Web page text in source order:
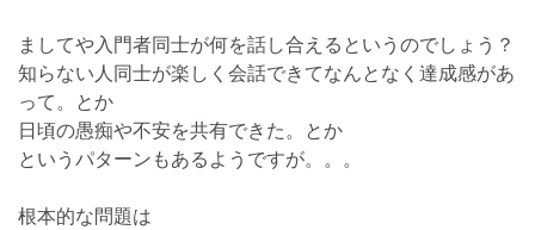
ましてや入門者同士が何を話し合えるというのでしょう？
知らない人同士が楽しく会話できてなんとなく達成感があ
って。とか
日頃の愚痴や不安を共有できた。とか
というパターンもあるようですが。。。
根本的な問題は